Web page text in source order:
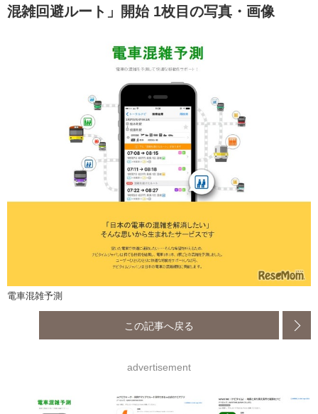
混雑回避ルート」開始 1枚目の写真・画像
電車混雑予測
この記事へ戻る
advertisement